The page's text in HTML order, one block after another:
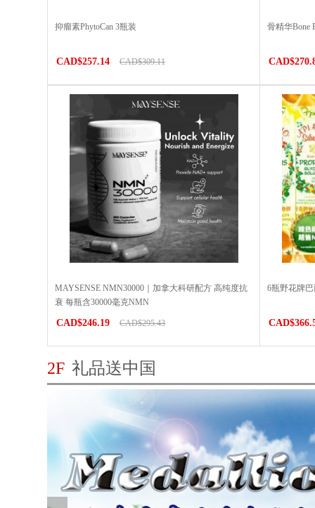
抑瘤素PhytoCan 3瓶装
CAD$257.14 CAD$309.11
骨精华Bone
MAYSENSE NMN30000｜加拿大科研配方 高纯度抗
衰 每瓶含30000毫克NMN
CAD$246.19 CAD$295.43
6瓶野花牌
2F 礼品送中国